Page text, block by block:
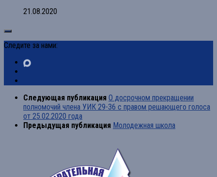
21.08.2020
Следите за нами:
Следующая публикация О досрочном прекращении
полномочий члена УИК 29-36 с правом решающего голоса
от 25.02.2020 года
Предыдущая публикация Молодежная школа